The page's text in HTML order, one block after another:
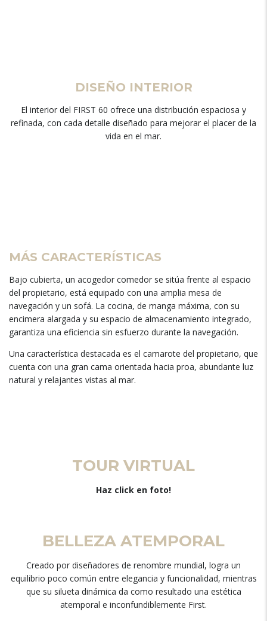
DISEÑO INTERIOR
El interior del FIRST 60 ofrece una distribución espaciosa y
refinada, con cada detalle diseñado para mejorar el placer de la
vida en el mar.
MÁS CARACTERÍSTICAS
Bajo cubierta, un acogedor comedor se sitúa frente al espacio
del propietario, está equipado con una amplia mesa de
navegación y un sofá. La cocina, de manga máxima, con su
encimera alargada y su espacio de almacenamiento integrado,
garantiza una eficiencia sin esfuerzo durante la navegación.
Una característica destacada es el camarote del propietario, que
cuenta con una gran cama orientada hacia proa, abundante luz
natural y relajantes vistas al mar.
TOUR VIRTUAL
Haz click en foto!
BELLEZA ATEMPORAL
Creado por diseñadores de renombre mundial, logra un
equilibrio poco común entre elegancia y funcionalidad, mientras
que su silueta dinámica da como resultado una estética
atemporal e inconfundiblemente First.